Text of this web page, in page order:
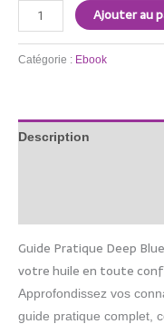
Ajouter au
Catégorie : Ebook
Description
Guide Pratique Deep
votre huile en toute
Approfondissez vos
guide pratique complet,